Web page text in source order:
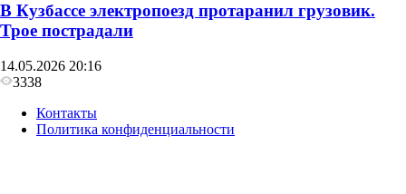
В Кузбассе электропоезд протаранил грузовик.
Трое пострадали
14.05.2026 20:16
3338
Контакты
Политика конфиденциальности